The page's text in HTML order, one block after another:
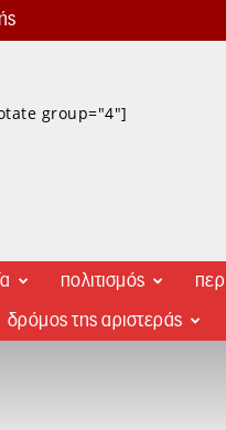
group="4"]
πολιτισμός
δρόμος της αριστεράς